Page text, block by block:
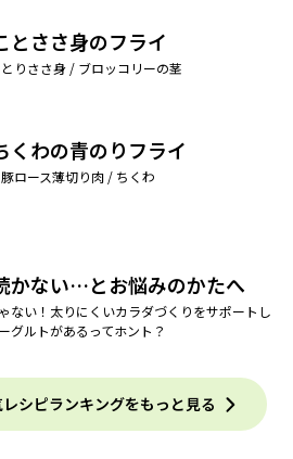
とささ身のフライ
りささ身 / ブロッコリーの茎
くわの青のりフライ
ロース薄切り肉 / ちくわ
かない…とお悩みのかたへ
ない！太りにくいカラダづくりをサポートし
グルトがあるってホント？
シピランキングをもっと見る